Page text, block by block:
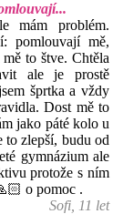
mám problém.
pomlouvají mě,
to štve. Chtěla
ale je prostě
šprtka a vždy
Dost mě to
jako páté kolo u
to zlepší, budu od
gymnázium ale
protože s ním
o pomoc .
Sofi, 11 let